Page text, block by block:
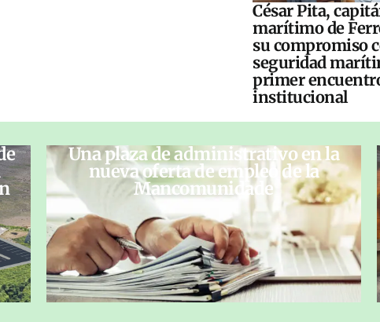
César Pita,
marítimo de
su compromiso
seguridad
primer
institucional
Una plaza de administrativo en la
nueva oferta de empleo de la
Mancomunidade